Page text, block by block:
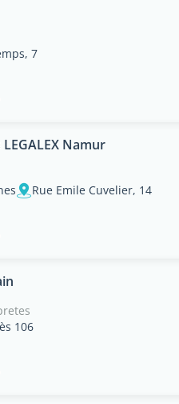
7
Namur
Rue Emile Cuvelier, 14
106